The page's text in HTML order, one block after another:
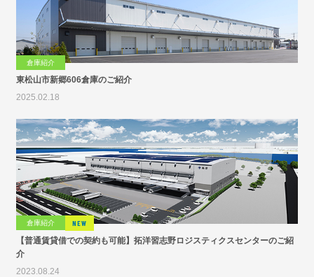
倉庫紹介
東松山市新郷606倉庫のご紹介
2025.02.18
倉庫紹介 NEW
【普通賃貸借での契約も可能】拓洋習志野ロジスティクスセンターのご紹
介
2023.08.24